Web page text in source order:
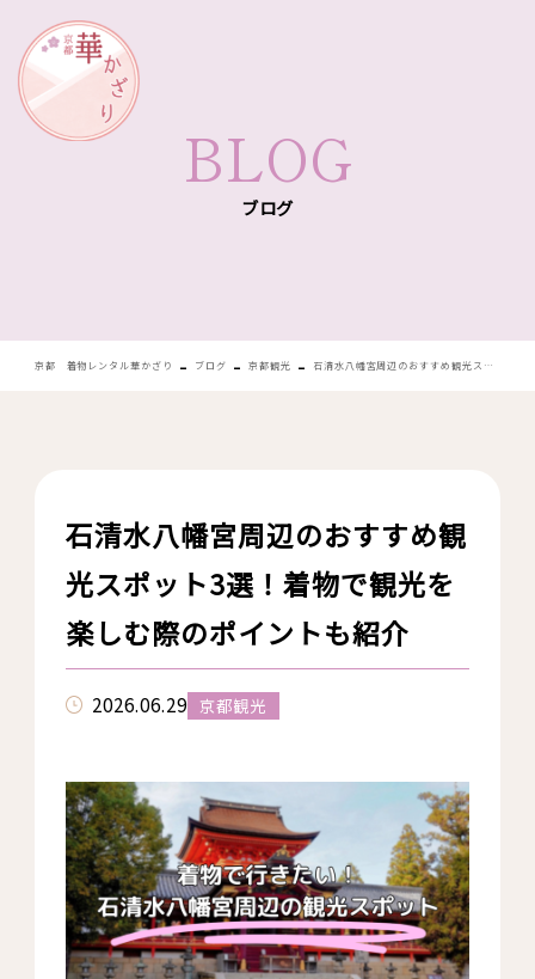
BLOG
ブログ
京都 着物レンタル華かざり - ブログ - 京都観光 - 石清水八幡宮周辺のおすすめ観光スポット3選！着物で観光を楽しむ際のポイントも紹介
石清水八幡宮周辺のおすすめ観
光スポット3選！着物で観光を
楽しむ際のポイントも紹介
2026.06.29 京都観光